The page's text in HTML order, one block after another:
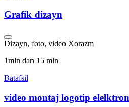
Grafik dizayn
Dizayn, foto, video Xorazm
1mln dan 15 mln
Batafsil
video montaj logotip